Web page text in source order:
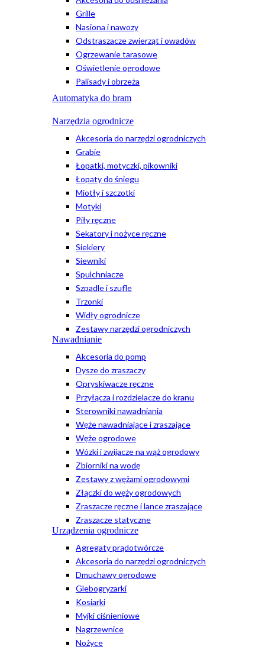
Grille
Nasiona i nawozy
Odstraszacze zwierząt i owadów
Ogrzewanie tarasowe
Oświetlenie ogrodowe
Palisady i obrzeża
Automatyka do bram
Narzędzia ogrodnicze
Akcesoria do narzędzi ogrodniczych
Grabie
Łopatki, motyczki, pikowniki
Łopaty do śniegu
Miotły i szczotki
Motyki
Piły ręczne
Sekatory i nożyce ręczne
Siekiery
Siewniki
Spulchniacze
Szpadle i szufle
Trzonki
Widły ogrodnicze
Zestawy narzędzi ogrodniczych
Nawadnianie
Akcesoria do pomp
Dysze do zraszaczy
Opryskiwacze ręczne
Przyłącza i rozdzielacze do kranu
Sterowniki nawadniania
Węże nawadniające i zraszające
Węże ogrodowe
Wózki i zwijacze na wąż ogrodowy
Zbiorniki na wodę
Zestawy z wężami ogrodowymi
Złączki do węży ogrodowych
Zraszacze ręczne i lance zraszające
Zraszacze statyczne
Urządzenia ogrodnicze
Agregaty prądotwórcze
Akcesoria do narzędzi ogrodniczych
Dmuchawy ogrodowe
Glebogryzarki
Kosiarki
Myjki ciśnieniowe
Nagrzewnice
Nożyce